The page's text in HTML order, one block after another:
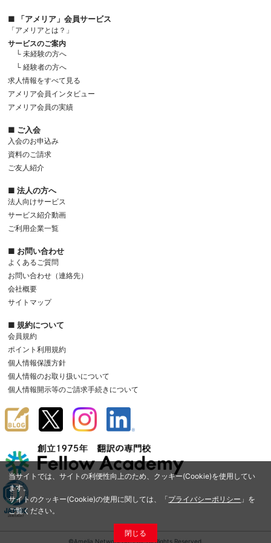
当サイトでは、サイトの利便性向上のため、クッキー(Cookie)を使用してい
ます。
サイトのクッキー(Cookie)の使用に関しては、「プライバシーポリシー 」を
ご覧ください。
閉じる
■ 「アメリア」会員サービス
「アメリアとは？」
サービスのご案内
└ 未経験の方へ
└ 経験者の方へ
求人情報をすべて見る
アメリア会員インタビュー
アメリア会員の実績
■ ご入会
入会のお申込み
資料のご請求
ご友人紹介
■ 法人の方へ
法人向けサービス
サービス紹介動画
ご利用企業一覧
■ お問い合わせ
よくあるご質問
お問い合わせ（連絡先）
会社概要
サイトマップ
■ 規約について
会員規約
ポイント利用規約
個人情報保護方針
個人情報のお取り扱いについて
個人情報開示等のご請求手続きについて
©Amelia Network Co.,Ltd. All Rights Reserved.